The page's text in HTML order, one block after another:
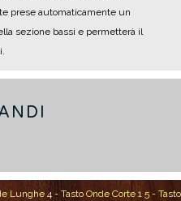
prese automaticamente un
sezione bassi e permetterà il
Lunghe 4 - Tasto Onde Corte 1 5 - Tasto